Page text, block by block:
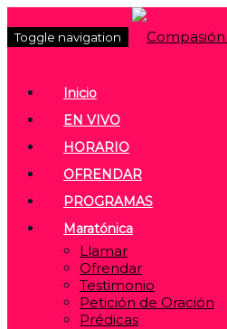
Toggle navigation
Inicio
EN VIVO
HORARIO
OFRENDAR
PROGRAMAS
Maratónica
Llamar
Ofrendar
Testimonio
Petición de Oración
Prédicas